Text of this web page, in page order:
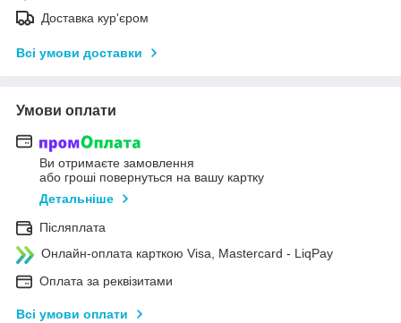
Доставка кур'єром
Всі умови доставки
Умови оплати
Ви отримаєте замовлення
або гроші повернуться на вашу картку
Детальніше
Післяплата
Онлайн-оплата карткою Visa, Mastercard - LiqPay
Оплата за реквізитами
Всі умови оплати